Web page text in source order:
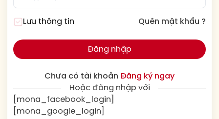
Lưu thông tin Quên mật khẩu ?
Đăng nhập
Chưa có tài khoản Đăng ký ngay
Hoặc đăng nhập với
[mona_facebook_login]
[mona_google_login]